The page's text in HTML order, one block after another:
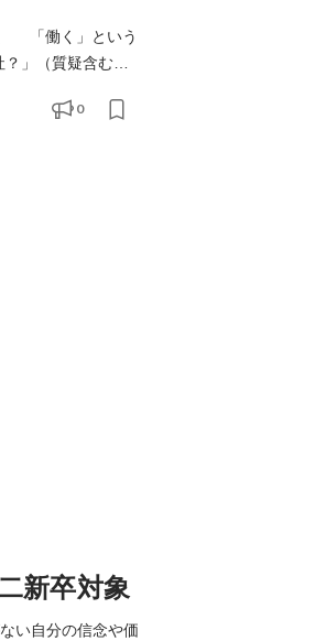
「働く」という
社代表取締役社長の末次が直接説明します。 質疑の時間も十分ございますので遠慮なくご質問ください。 3)
0
新卒対象
い自分の信念や価